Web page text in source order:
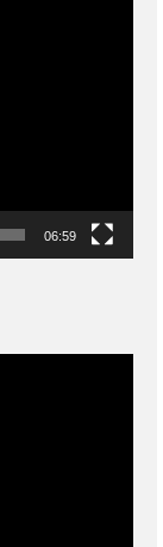
06:59